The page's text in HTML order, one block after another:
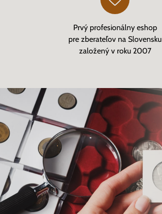
Prvý profesionálny eshop
pre zberateľov na Slovensku
založený v roku 2007